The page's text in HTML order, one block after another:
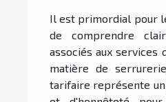
Il est primordial pour
de comprendre
associés aux services
matière de
tarifaire représente un